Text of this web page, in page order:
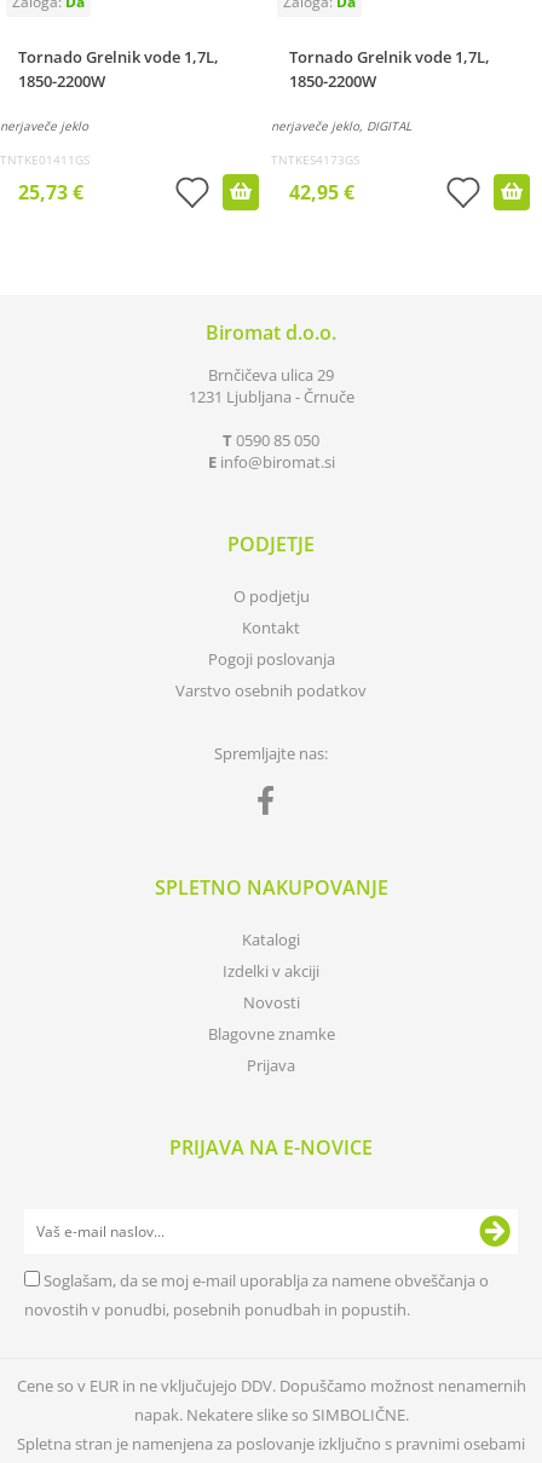
Tornado Grelnik vode 1,7L,
1850-2200W
nerjaveče jeklo
TNTKE01411GS
25,73 €
Tornado Grelnik vode 1,7L,
1850-2200W
nerjaveče jeklo, DIGITAL
TNTKES4173GS
42,95 €
Biromat d.o.o.
Brnčičeva ulica 29
1231 Ljubljana - Črnuče
T0590 85 050
E info biromat.si
PODJETJE
O podjetju
Kontakt
Pogoji poslovanja
Varstvo osebnih podatkov
Spremljajte nas:
SPLETNO NAKUPOVANJE
Katalogi
Izdelki v akciji
Novosti
Blagovne znamke
Prijava
PRIJAVA NA E-NOVICE
Soglašam, da se moj e-mail uporablja za namene obveščanja o
novostih v ponudbi, posebnih ponudbah in popustih.
Cene so v EUR in ne vključujejo DDV. Dopuščamo možnost nenamernih
napak. Nekatere slike so SIMBOLIČNE.
Spletna stran je namenjena za poslovanje izključno s pravnimi osebami